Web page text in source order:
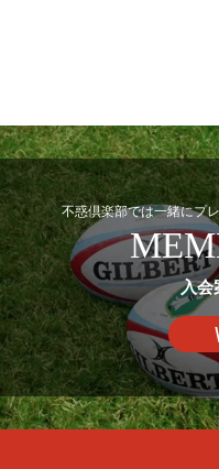
不惑倶楽部では一緒にプ
入会